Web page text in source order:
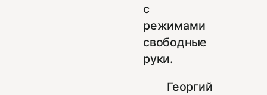
с
режимами
свободные
руки.
Георгий